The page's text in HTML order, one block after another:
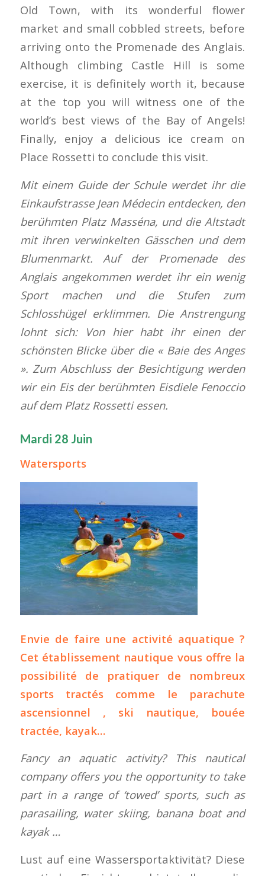
Old Town, with its wonderful flower
market and small cobbled streets, before
arriving onto the Promenade des Anglais.
Although climbing Castle Hill is some
exercise, it is definitely worth it, because
at the top you will witness one of the
world’s best views of the Bay of Angels!
Finally, enjoy a delicious ice cream on
Place Rossetti to conclude this visit.
Mit einem Guide der Schule werdet ihr die
Einkaufstrasse Jean Médecin entdecken, den
berühmten Platz Masséna, und die Altstadt
mit ihren verwinkelten Gässchen und dem
Blumenmarkt. Auf der Promenade des
Anglais angekommen werdet ihr ein wenig
Sport machen und die Stufen zum
Schlosshügel erklimmen. Die Anstrengung
lohnt sich: Von hier habt ihr einen der
schönsten Blicke über die « Baie des Anges
». Zum Abschluss der Besichtigung werden
wir ein Eis der berühmten Eisdiele Fenoccio
auf dem Platz Rossetti essen.
Mardi 28 Juin
Watersports
Envie de faire une activité aquatique ?
Cet établissement nautique vous offre la
possibilité de pratiquer de nombreux
sports tractés comme le parachute
ascensionnel , ski nautique, bouée
tractée, kayak…
Fancy an aquatic activity? This nautical
company offers you the opportunity to take
part in a range of ‘towed’ sports, such as
parasailing, water skiing, banana boat and
kayak …
Lust auf eine Wassersportaktivität? Diese